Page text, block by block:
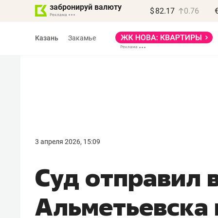
забронируй валюту $ 82.17 0.76
Казань Закамье
3 апреля 2026, 15:09
Суд отправил
правил, бизнес может
потерять минимум